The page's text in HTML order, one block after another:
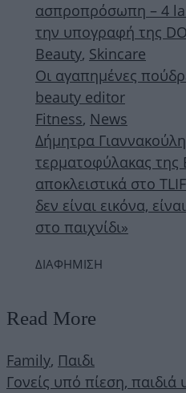
ασπροπρόσωπη – 4
την υπογραφή της
Beauty, Skincare
Οι αγαπημένες
beauty editor
Fitness, News
Δήμητρα
τερματοφύλακας της
αποκλειστικά στο
δεν είναι εικόνα,
στο παιχνίδι»
ΔΙΑΦΗΜΙΣΗ
Read More
Family, Παιδι
Γονείς υπό πίεση,